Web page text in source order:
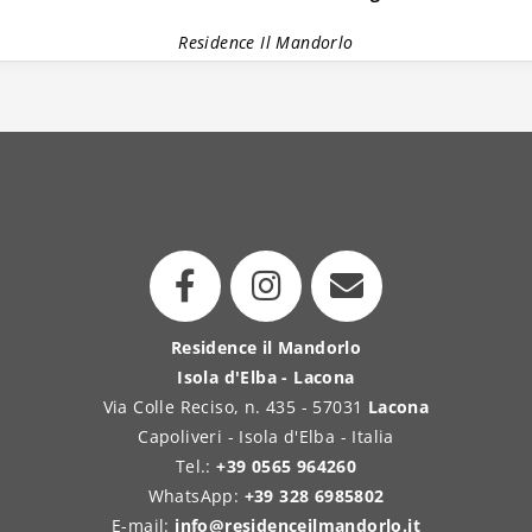
Residence Il Mandorlo
Residence il Mandorlo
Isola d'Elba - Lacona
Via Colle Reciso, n. 435 - 57031 Lacona
Capoliveri - Isola d'Elba - Italia
Tel.:+39 0565 964260
WhatsApp: +39 328 6985802
E-mail: info@residenceilmandorlo.it